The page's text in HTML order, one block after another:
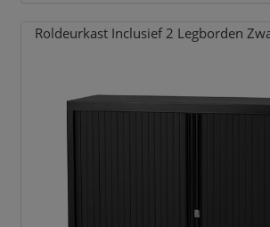
Roldeurkast Inclusief 2 Legborden